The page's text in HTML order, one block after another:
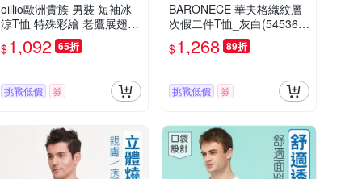
oillio歐洲貴族 男裝 短袖冰
涼T恤 特殊彩繪 老鷹展翅
抗皺 透氣輕盈 白色 法國品
牌 有大尺碼
$1,092 65折
挑戰低價 券
BARONECE 華夫格織紋層
次假二件T恤_灰白(545369-
06)
$1,268 89折
挑戰低價 券